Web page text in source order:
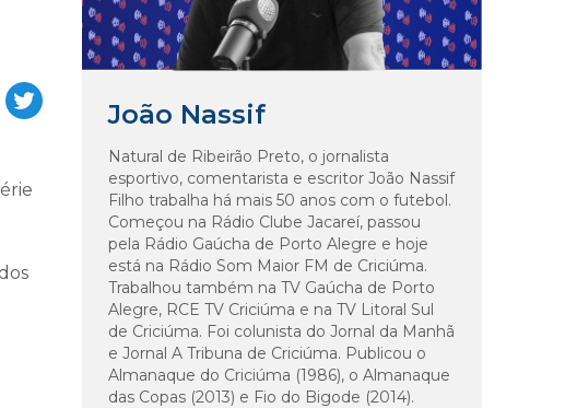
João Nassif
Natural de Ribeirão Preto, o jornalista
esportivo, comentarista e escritor João Nassif
Filho trabalha há mais 50 anos com o futebol.
Começou na Rádio Clube Jacareí, passou
pela Rádio Gaúcha de Porto Alegre e hoje
está na Rádio Som Maior FM de Criciúma.
Trabalhou também na TV Gaúcha de Porto
Alegre, RCE TV Criciúma e na TV Litoral Sul
de Criciúma. Foi colunista do Jornal da Manhã
e Jornal A Tribuna de Criciúma. Publicou o
Almanaque do Criciúma (1986), o Almanaque
das Copas (2013) e Fio do Bigode (2014).